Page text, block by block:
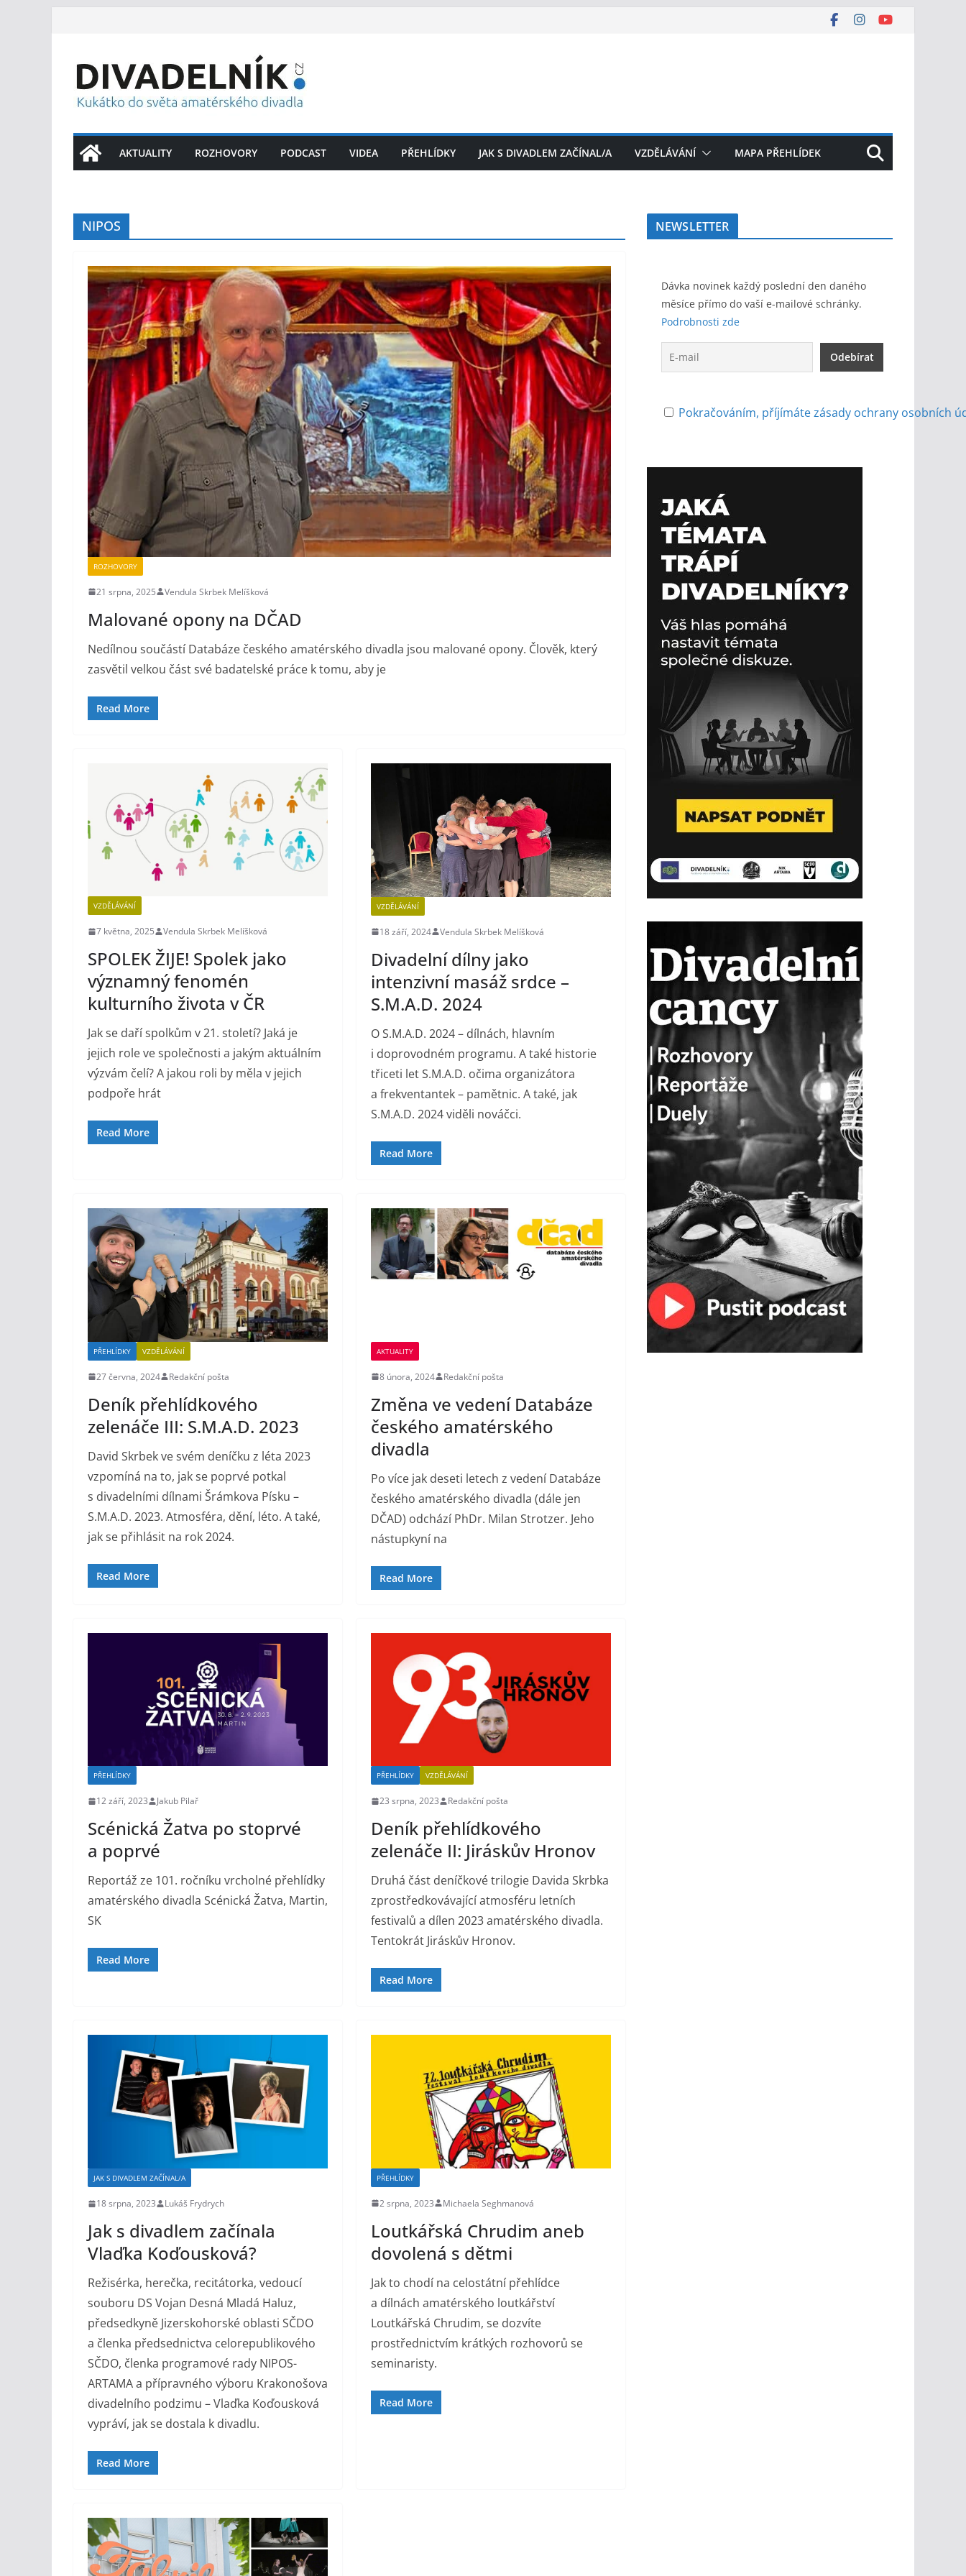
AKTUALITY ROZHOVORY PODCAST VIDEA PŘEHLÍDKY JAK S DIVADLEM ZAČÍNAL/A VZDĚLÁVÁNÍ MAPA PŘEHLÍDEK
NIPOS
ROZHOVORY
21 srpna, 2025 Vendula Skrbek Melíšková
Malované opony na DČAD
Nedílnou součástí Databáze českého amatérského divadla jsou malované opony. Člověk, který
zasvětil velkou část své badatelské práce k tomu, aby je
Read More
VZDĚLÁVÁNÍ
7 května, 2025 Vendula Skrbek Melíšková
SPOLEK ŽIJE! Spolek jako
významný fenomén
kulturního života v ČR
Jak se daří spolkům v 21. století? Jaká je
jejich role ve společnosti a jakým aktuálním
výzvám čelí? A jakou roli by měla v jejich
podpoře hrát
Read More
VZDĚLÁVÁNÍ
18 září, 2024 Vendula Skrbek Melíšková
Divadelní dílny jako
intenzivní masáž srdce –
S.M.A.D. 2024
O S.M.A.D. 2024 – dílnách, hlavním
i doprovodném programu. A také historie
třiceti let S.M.A.D. očima organizátora
a frekventantek – pamětnic. A také, jak
S.M.A.D. 2024 viděli nováčci.
Read More
PŘEHLÍDKY VZDĚLÁVÁNÍ
27 června, 2024 Redakční pošta
Deník přehlídkového
zelenáče III: S.M.A.D. 2023
David Skrbek ve svém deníčku z léta 2023
vzpomíná na to, jak se poprvé potkal
s divadelními dílnami Šrámkova Písku –
S.M.A.D. 2023. Atmosféra, dění, léto. A také,
jak se přihlásit na rok 2024.
Read More
AKTUALITY
8 února, 2024 Redakční pošta
Změna ve vedení Databáze
českého amatérského
divadla
Po více jak deseti letech z vedení Databáze
českého amatérského divadla (dále jen
DČAD) odchází PhDr. Milan Strotzer. Jeho
nástupkyní na
Read More
PŘEHLÍDKY
12 září, 2023 Jakub Pilař
Scénická Žatva po stoprvé
a poprvé
Reportáž ze 101. ročníku vrcholné přehlídky
amatérského divadla Scénická Žatva, Martin,
SK
Read More
PŘEHLÍDKY VZDĚLÁVÁNÍ
23 srpna, 2023 Redakční pošta
Deník přehlídkového
zelenáče II: Jiráskův Hronov
Druhá část deníčkové trilogie Davida Skrbka
zprostředkovávající atmosféru letních
festivalů a dílen 2023 amatérského divadla.
Tentokrát Jiráskův Hronov.
Read More
JAK S DIVADLEM ZAČÍNAL/A
18 srpna, 2023 Lukáš Frydrych
Jak s divadlem začínala
Vlaďka Koďousková?
Režisérka, herečka, recitátorka, vedoucí
souboru DS Vojan Desná Mladá Haluz,
předsedkyně Jizerskohorské oblasti SČDO
a členka předsednictva celorepublikového
SČDO, členka programové rady NIPOS-
ARTAMA a přípravného výboru Krakonošova
divadelního podzimu – Vlaďka Koďousková
vypráví, jak se dostala k divadlu.
Read More
PŘEHLÍDKY
2 srpna, 2023 Michaela Seghmanová
Loutkářská Chrudim aneb
dovolená s dětmi
Jak to chodí na celostátní přehlídce
a dílnách amatérského loutkářství
Loutkářská Chrudim, se dozvíte
prostřednictvím krátkých rozhovorů se
seminaristy.
Read More
NEWSLETTER
Dávka novinek každý poslední den daného
měsíce přímo do vaší e-mailové schránky.
Podrobnosti zde
Pokračováním, příjímáte zásady ochrany osobních